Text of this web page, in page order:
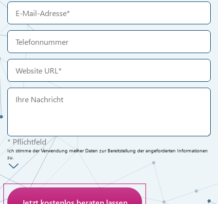
* Pflichtfeld
Ich stimme der Verwendung meiner Daten zur Bereitstellung der angeforderten Informationen
zu.